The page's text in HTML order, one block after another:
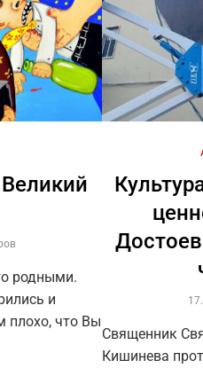
родными.
и
плохо, что Вы
Священник
Кишинева